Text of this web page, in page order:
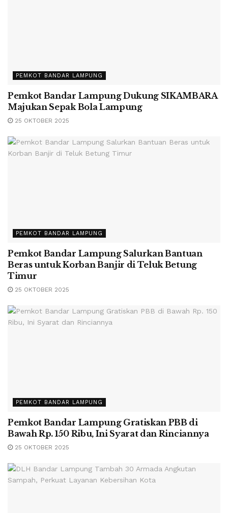
PEMKOT BANDAR LAMPUNG
Pemkot Bandar Lampung Dukung SIKAMBARA
Majukan Sepak Bola Lampung
25 OKTOBER 2025
PEMKOT BANDAR LAMPUNG
Pemkot Bandar Lampung Salurkan Bantuan
Beras untuk Korban Banjir di Teluk Betung
Timur
25 OKTOBER 2025
PEMKOT BANDAR LAMPUNG
Pemkot Bandar Lampung Gratiskan PBB di
Bawah Rp. 150 Ribu, Ini Syarat dan Rinciannya
25 OKTOBER 2025